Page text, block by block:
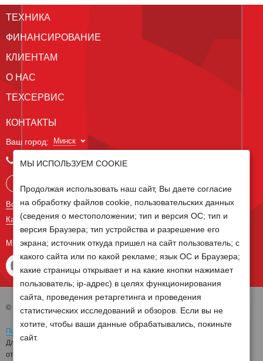
ТЕХНИКА
ФИНАНСИРОВАНИЕ
КЛИЕНТАМ
О НАС
ТЕХСЕРВИС
КОНТАКТЫ
Ваш город: Минск
+375 29 238 97 34
Все контакты
Карта сайта
МЫ В СОЦ СЕТЯХ
© 2026 Группа компаний Белагро
Политика обработки персональных данных
Для отзыва согласия на обработку персональных данных необходимо
отправить письмо на электронную почту
МЫ ИСПОЛЬЗУЕМ COOKIE
Продолжая использовать наш сайт, Вы даете согласие
на обработку файлов cookie, пользовательских данных
(сведения о местоположении; тип и версия ОС; тип и
версия Браузера; тип устройства и разрешение его
экрана; источник откуда пришел на сайт пользователь; с
какого сайта или по какой рекламе; язык ОС и Браузера;
какие страницы открывает и на какие кнопки нажимает
пользователь; ip-адрес) в целях функционирования
сайта, проведения ретаргетинга и проведения
статистических исследований и обзоров. Если вы не
хотите, чтобы ваши данные обрабатывались, покиньте
сайт.